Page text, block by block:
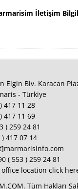
İletişim
Elgin Blv. Karacan
- Türkiye
417 11 28
417 11 69
) 259 24 81
417 07 14
( 553 ) 259 24 81
location click
Tüm Hakları